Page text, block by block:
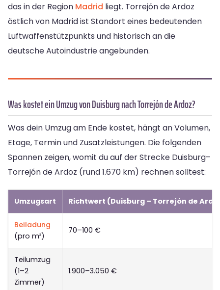
das in der Region Madrid liegt. Torrejón de Ardoz
östlich von Madrid ist Standort eines bedeutenden
Luftwaffenstützpunkts und historisch an die
deutsche Autoindustrie angebunden.
Was kostet ein Umzug von Duisburg nach Torrejón de Ardoz?
Was dein Umzug am Ende kostet, hängt an Volumen,
Etage, Termin und Zusatzleistungen. Die folgenden
Spannen zeigen, womit du auf der Strecke Duisburg–
Torrejón de Ardoz (rund 1.670 km) rechnen solltest:
Umzugsart Richtwert (Duisburg – Torrejón de
Beiladung
(pro m³)
70–100 €
Teilumzug
(1–2
Zimmer)
1.900–3.050 €